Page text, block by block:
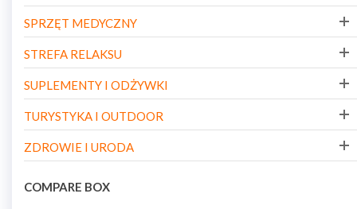
SPRZĘT MEDYCZNY
STREFA RELAKSU
SUPLEMENTY I ODŻYWKI
TURYSTYKA I OUTDOOR
ZDROWIE I URODA
COMPARE BOX